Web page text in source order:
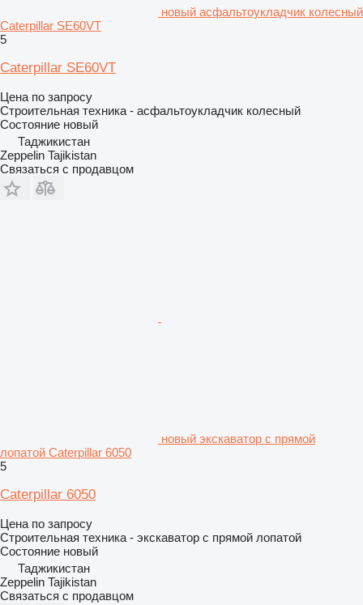
новый асфальтоукладчик колесный
Caterpillar SE60VT
5
Caterpillar SE60VT
Цена по запросу
Строительная техника - асфальтоукладчик колесный
Состояние новый
Таджикистан
Zeppelin Tajikistan
Связаться с продавцом
новый экскаватор с прямой
лопатой Caterpillar 6050
5
Caterpillar 6050
Цена по запросу
Строительная техника - экскаватор с прямой лопатой
Состояние новый
Таджикистан
Zeppelin Tajikistan
Связаться с продавцом